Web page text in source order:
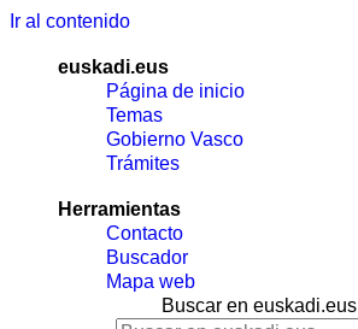
Ir al contenido
euskadi.eus
Página de inicio
Temas
Gobierno Vasco
Trámites
Herramientas
Contacto
Buscador
Mapa web
Buscar en euskadi.eus